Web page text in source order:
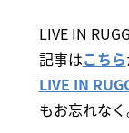
LIVE IN
記事はこちら
LIVE IN
もお忘れなく